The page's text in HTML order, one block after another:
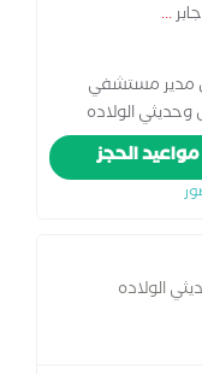
...
مدير مستشفي
الولاده
ثلاثه
ومنطقه العامريه
مواعيد الحجز
الولاده